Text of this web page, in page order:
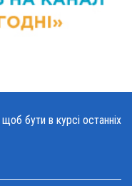
бути в курсі останніх